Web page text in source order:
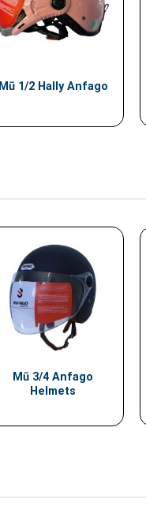
Mũ 1/2 Hally Anfago
Mũ 3/4 Anfago
Helmets